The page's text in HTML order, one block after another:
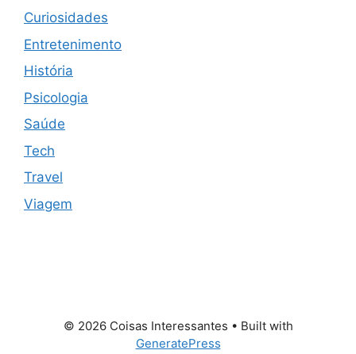
Curiosidades
Entretenimento
História
Psicologia
Saúde
Tech
Travel
Viagem
© 2026 Coisas Interessantes • Built with
GeneratePress